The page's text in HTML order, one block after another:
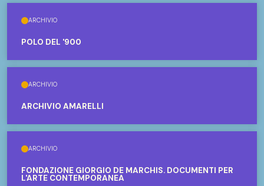
ARCHIVIO
POLO DEL '900
ARCHIVIO
ARCHIVIO AMARELLI
ARCHIVIO
FONDAZIONE GIORGIO DE MARCHIS. DOCUMENTI PER
L'ARTE CONTEMPORANEA